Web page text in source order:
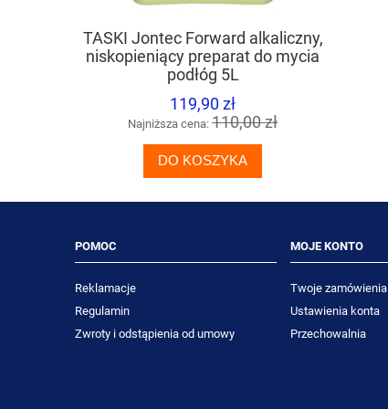
TASKI Jontec Forward alkaliczny,
niskopieniący preparat do mycia
podłóg 5L
119,90 zł
Najniższa cena: 110,00 zł
DO KOSZYKA
POMOC
Reklamacje
Regulamin
Zwroty i odstąpienia od umowy
MOJE KONTO
Twoje zamówienia
Ustawienia konta
Przechowalnia